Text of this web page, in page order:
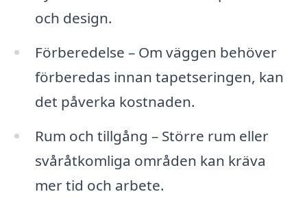
och design.
Förberedelse – Om väggen behöver
förberedas innan tapetseringen, kan
det påverka kostnaden.
Rum och tillgång – Större rum eller
svåråtkomliga områden kan kräva
mer tid och arbete.